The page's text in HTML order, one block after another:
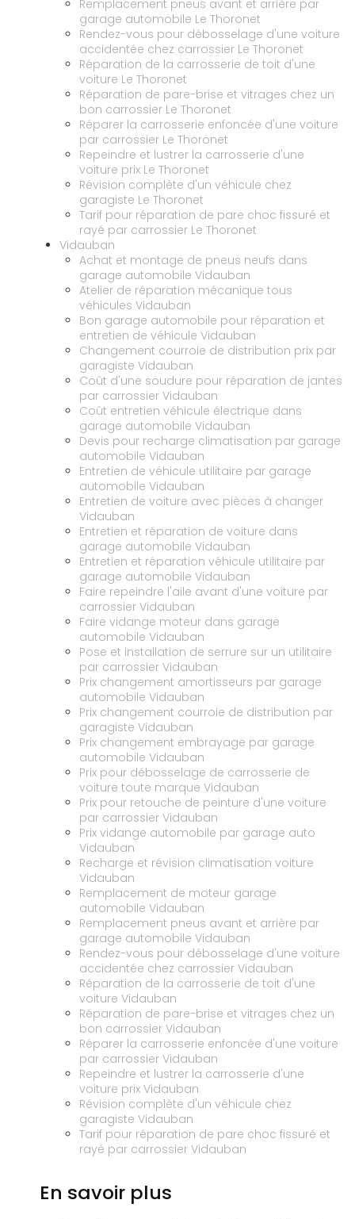
Remplacement pneus avant et arrière par
garage automobile Le Thoronet
Rendez-vous pour débosselage d'une voiture
accidentée chez carrossier Le Thoronet
Réparation de la carrosserie de toit d'une
voiture Le Thoronet
Réparation de pare-brise et vitrages chez un
bon carrossier Le Thoronet
Réparer la carrosserie enfoncée d'une voiture
par carrossier Le Thoronet
Repeindre et lustrer la carrosserie d'une
voiture prix Le Thoronet
Révision complète d'un véhicule chez
garagiste Le Thoronet
Tarif pour réparation de pare choc fissuré et
rayé par carrossier Le Thoronet
Vidauban
Achat et montage de pneus neufs dans
garage automobile Vidauban
Atelier de réparation mécanique tous
véhicules Vidauban
Bon garage automobile pour réparation et
entretien de véhicule Vidauban
Changement courroie de distribution prix par
garagiste Vidauban
Coût d'une soudure pour réparation de jantes
par carrossier Vidauban
Coût entretien véhicule électrique dans
garage automobile Vidauban
Devis pour recharge climatisation par garage
automobile Vidauban
Entretien de véhicule utilitaire par garage
automobile Vidauban
Entretien de voiture avec pièces à changer
Vidauban
Entretien et réparation de voiture dans
garage automobile Vidauban
Entretien et réparation véhicule utilitaire par
garage automobile Vidauban
Faire repeindre l'aile avant d'une voiture par
carrossier Vidauban
Faire vidange moteur dans garage
automobile Vidauban
Pose et installation de serrure sur un utilitaire
par carrossier Vidauban
Prix changement amortisseurs par garage
automobile Vidauban
Prix changement courroie de distribution par
garagiste Vidauban
Prix changement embrayage par garage
automobile Vidauban
Prix pour débosselage de carrosserie de
voiture toute marque Vidauban
Prix pour retouche de peinture d'une voiture
par carrossier Vidauban
Prix vidange automobile par garage auto
Vidauban
Recharge et révision climatisation voiture
Vidauban
Remplacement de moteur garage
automobile Vidauban
Remplacement pneus avant et arrière par
garage automobile Vidauban
Rendez-vous pour débosselage d'une voiture
accidentée chez carrossier Vidauban
Réparation de la carrosserie de toit d'une
voiture Vidauban
Réparation de pare-brise et vitrages chez un
bon carrossier Vidauban
Réparer la carrosserie enfoncée d'une voiture
par carrossier Vidauban
Repeindre et lustrer la carrosserie d'une
voiture prix Vidauban
Révision complète d'un véhicule chez
garagiste Vidauban
Tarif pour réparation de pare choc fissuré et
rayé par carrossier Vidauban
En savoir plus